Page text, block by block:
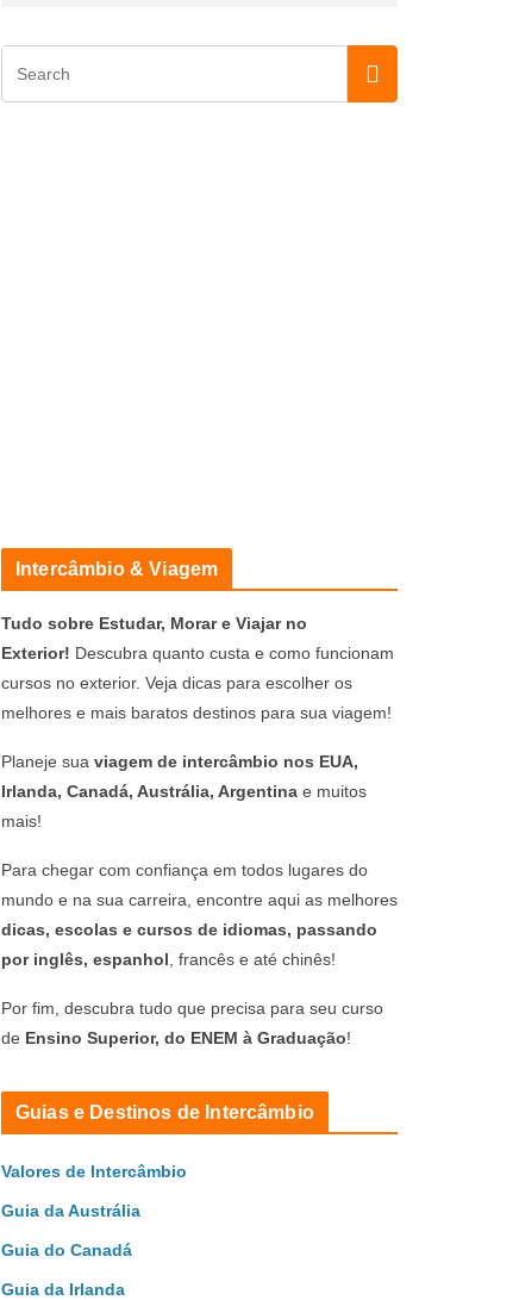
Intercâmbio & Viagem
Tudo sobre Estudar, Morar e Viajar no
Exterior! Descubra quanto custa e como funcionam
cursos no exterior. Veja dicas para escolher os
melhores e mais baratos destinos para sua viagem!
Planeje sua viagem de intercâmbio nos EUA,
Irlanda, Canadá, Austrália, Argentina e muitos
mais!
Para chegar com confiança em todos lugares do
mundo e na sua carreira, encontre aqui as melhores
dicas, escolas e cursos de idiomas, passando
por inglês, espanhol , francês e até chinês!
Por fim, descubra tudo que precisa para seu curso
de Ensino Superior, do ENEM à Graduação!
Guias e Destinos de Intercâmbio
Valores de Intercâmbio
Guia da Austrália
Guia do Canadá
Guia da Irlanda